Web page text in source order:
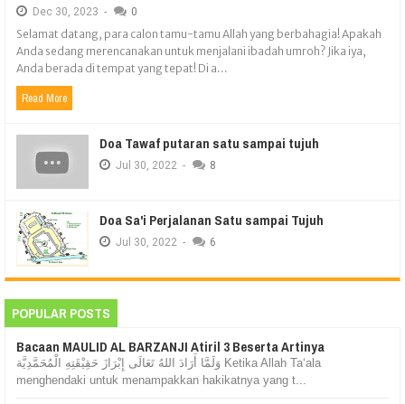
Dec 30, 2023 - 0
Selamat datang, para calon tamu-tamu Allah yang berbahagia! Apakah
Anda sedang merencanakan untuk menjalani ibadah umroh? Jika iya,
Anda berada di tempat yang tepat! Di a...
Read More
Doa Tawaf putaran satu sampai tujuh
Jul 30, 2022 - 8
Doa Sa'i Perjalanan Satu sampai Tujuh
Jul 30, 2022 - 6
POPULAR POSTS
Bacaan MAULID AL BARZANJI Atiril 3 Beserta Artinya
وَلَمَّا أَرَادَ اللهُ تَعَالَى إِبْرَازَ حَقِيْقَتِهِ الْمُحَمَّدِيَّة Ketika Allah Ta‘ala
menghendaki untuk menampakkan hakikatnya yang t...